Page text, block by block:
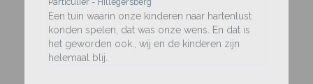
Een tuin waarin onze kinderen naar hartenlust
konden spelen, dat was onze wens. En dat is
het geworden ook., wij en de kinderen zijn
helemaal blij.